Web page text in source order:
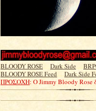
BLOODY ROSE.....Dark Side.....
BLOODY ROSE Feed.....Dark Side
ΠΡΟΣΟΧΗ: Ο Jimmy Bloody Rose